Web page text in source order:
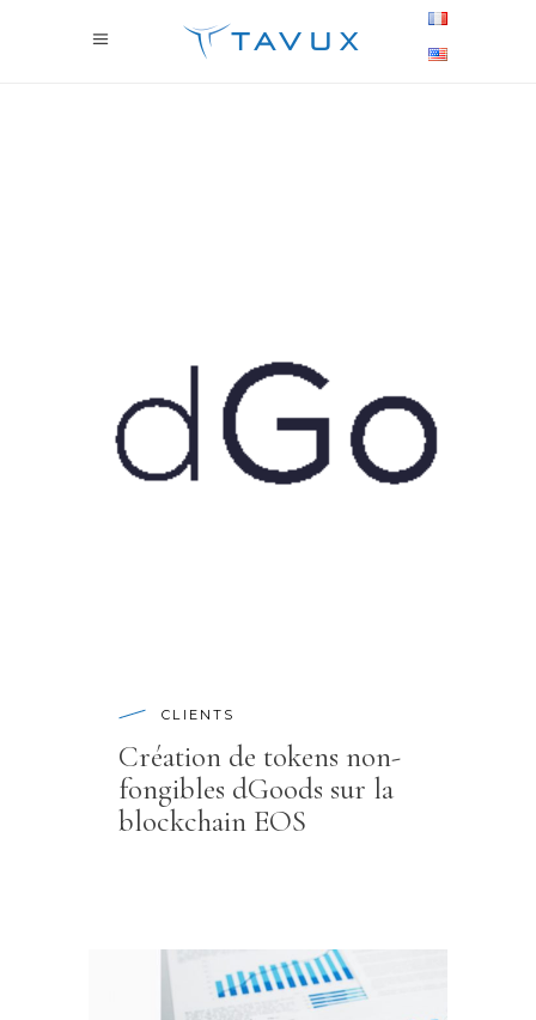
CLIENTS
Création de tokens non-
fongibles dGoods sur la
blockchain EOS